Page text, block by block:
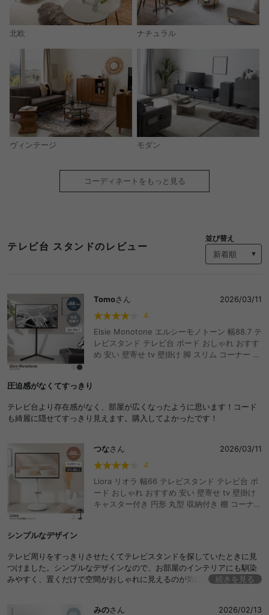
北欧 ナチュラル
ヴィンテージ モダン
コーディネートをもっと見る
テレビ台 スタンドのレビュー
並び替え
Tomoさん
2026/03/11
4
Elsie Monotone エルシーモノトーン 幅88.7 テ
レビスタンド テレビ台 ボード おしゃれ おすす
め 安い 壁寄せ tv 壁掛け 脚 スリム コーナー ハ
リー 韓国インテリア
圧迫感がなくてすっきり
テレビ台より存在感がなく、部屋が広くなったように思います！コード
も綺麗に隠せてすっきり見えます。購入してよかったです！
つなさん
2026/03/11
4
Liora リオラ 幅66 テレビスタンド テレビ台 ボ
ード おしゃれ おすすめ 安い 壁寄せ tv 壁掛け
キャスター付き 円形 丸型 収納付き 棚 コーナー
ー
シンプルなデザイン
テレビ周りをすっきりさせたくてテレビスタンドを探していたときに見
つけました。シンプルなデザインなので、お部屋のインテリアにも馴染
みやすく、置くだけで空間がおしゃれに見えるのが気に入っています。
続きを見る
みのさん
2026/02/13